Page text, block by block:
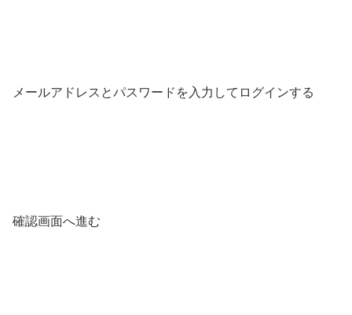
メールアドレスとパスワードを入力してログインする
確認画面へ進む